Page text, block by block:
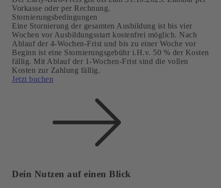
Vorkasse oder per Rechnung.
Stornierungsbedingungen
Eine Stornierung der gesamten Ausbildung ist bis vier
Wochen vor Ausbildungsstart kostenfrei möglich. Nach
Ablauf der 4-Wochen-Frist und bis zu einer Woche vor
Beginn ist eine Stornierungsgebühr i.H.v. 50 % der Kosten
fällig. Mit Ablauf der 1-Wochen-Frist sind die vollen
Kosten zur Zahlung fällig.
Jetzt buchen
Dein Nutzen auf einen Blick